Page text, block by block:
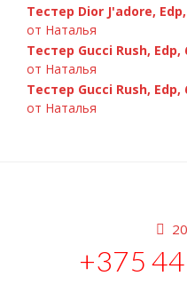
Тестер Dior J'adore,
от Наталья
Тестер Gucci Rush, Edp,
от Наталья
Тестер Gucci Rush, Edp,
от Наталья
+375